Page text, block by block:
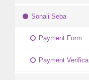
Sonali Seba
Payment Form
Payment